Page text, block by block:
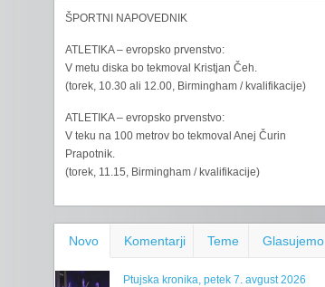
ŠPORTNI NAPOVEDNIK
ATLETIKA – evropsko prvenstvo:
V metu diska bo tekmoval Kristjan Čeh.
(torek, 10.30 ali 12.00, Birmingham / kvalifikacije)
ATLETIKA – evropsko prvenstvo:
V teku na 100 metrov bo tekmoval Anej Čurin
Prapotnik.
(torek, 11.15, Birmingham / kvalifikacije)
Novo Komentarji Teme Glasujemo
Ptujska kronika, petek 7. avgust 2026